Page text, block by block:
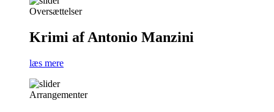
Oversættelser
Krimi af Antonio Manzini
læs mere
Arrangementer